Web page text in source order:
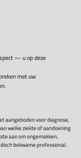
— u op deze
met uw
aangeboden voor diagnose,
welke ziekte of aandoening
aan om ongemakken,
bekwame professional.